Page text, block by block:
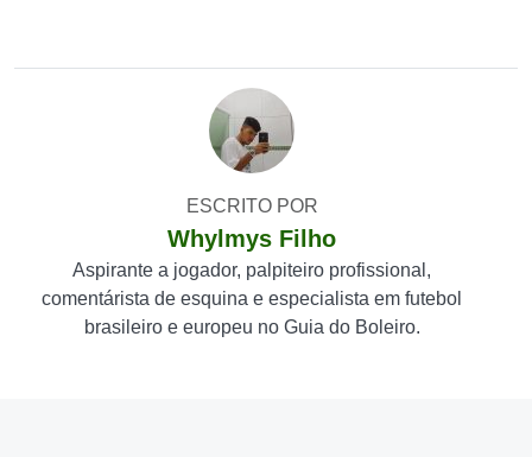
ESCRITO POR
Whylmys Filho
Aspirante a jogador, palpiteiro profissional,
comentárista de esquina e especialista em futebol
brasileiro e europeu no Guia do Boleiro.